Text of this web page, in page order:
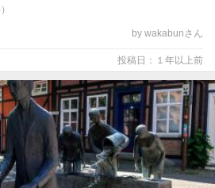
by wakabunさん
投稿日：１年以上前